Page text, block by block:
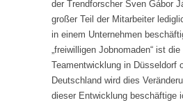
der Trendforscher Sven Gábor
großer Teil der Mitarbeiter
in einem Unternehmen
„freiwilligen Jobnomaden“ ist
Teamentwicklung in Düsseldorf
Deutschland wird dies
dieser Entwicklung beschäftige